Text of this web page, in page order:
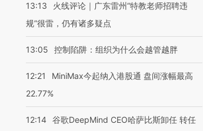
13:13
火线评论｜广东雷州“特教老师招聘违
规”很雷，仍有诸多疑点
13:05 控制陷阱：组织为什么会越管越胖
12:21
MiniMax今起纳入港股通 盘间涨幅最高
22.77%
12:14 谷歌DeepMind CEO哈萨比斯卸任 转任